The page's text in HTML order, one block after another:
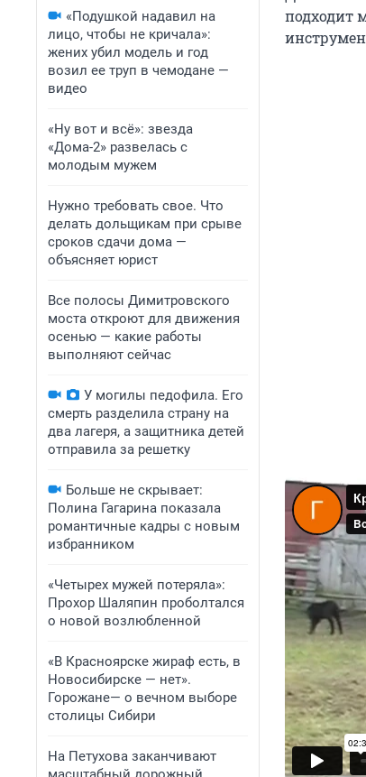
«Подушкой надавил на
лицо, чтобы не кричала»:
жених убил модель и год
возил ее труп в чемодане —
видео
«Ну вот и всё»: звезда
«Дома-2» развелась с
молодым мужем
Нужно требовать свое. Что
делать дольщикам при срыве
сроков сдачи дома —
объясняет юрист
Все полосы Димитровского
моста откроют для движения
осенью — какие работы
выполняют сейчас
У могилы педофила. Его
смерть разделила страну на
два лагеря, а защитника детей
отправила за решетку
Больше не скрывает:
Полина Гагарина показала
романтичные кадры с новым
избранником
«Четырех мужей потеряла»:
Прохор Шаляпин проболтался
о новой возлюбленной
«В Красноярске жираф есть, в
Новосибирске — нет».
Горожане— о вечном выборе
столицы Сибири
На Петухова заканчивают
подходит